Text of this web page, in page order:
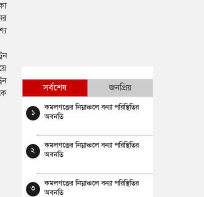
সর্বশেষ জনপ্রিয়
১
কমলগঞ্জের নিম্নাঞ্চলে বন্যা পরিস্থিতির
অবনতি
২
কমলগঞ্জের নিম্নাঞ্চলে বন্যা পরিস্থিতির
অবনতি
৩
কমলগঞ্জের নিম্নাঞ্চলে বন্যা পরিস্থিতির
অবনতি